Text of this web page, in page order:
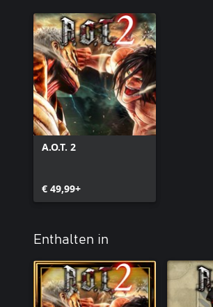
A.O.T. 2
€ 49,99+
Enthalten in